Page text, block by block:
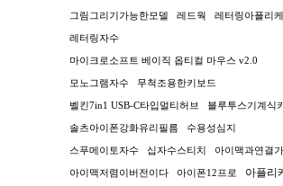
그림그리기가능한모델 레드웍 레터링아플리케
레터링자수
마이크로소프트 베이직 옵티컬 마우스 v2.0
모노그램자수 무척조용한키보드
벨킨7in1 USB-C타입멀티허브 블루투스기계식
솔츠아이폰강화유리필름 수용성심지
스푸메이토자수 십자수스티치 아이맥과연결
아이맥저렴이버전이다 아이폰12프로 아플리